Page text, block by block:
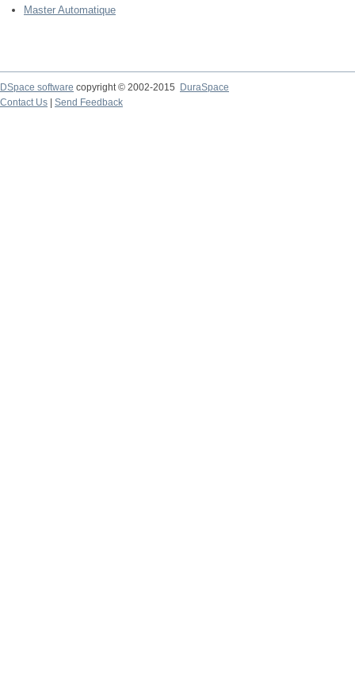
Master Automatique
DSpace software copyright © 2002-2015
DuraSpace
Contact Us
Send Feedback